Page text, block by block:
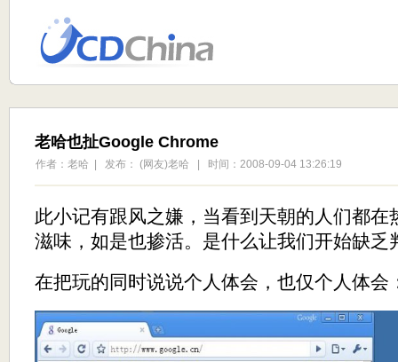
老哈也扯Google Chrome
作者：老哈 | 发布： (网友)老哈 | 时间：2008-09-04 13:26:19
此小记有跟风之嫌，当看到天朝的人们都
滋味，如是也掺活。是什么让我们开始缺乏
在把玩的同时说说个人体会，也仅个人体会